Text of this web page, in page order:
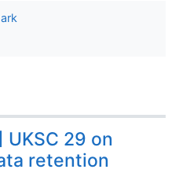
UKSC 29 on
retention